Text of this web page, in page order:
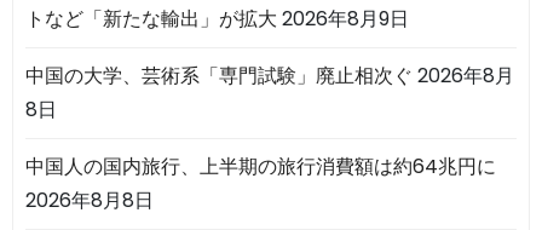
トなど「新たな輸出」が拡大 2026年8月9日
中国の大学、芸術系「専門試験」廃止相次ぐ 2026年8月
8日
中国人の国内旅行、上半期の旅行消費額は約64兆円に
2026年8月8日